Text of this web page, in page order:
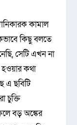
কামাল
কিছু বলতে
সেটি এখন না
হওয়ার কথা
এ ছবিটি
চুক্তি
বড় অঙ্কের